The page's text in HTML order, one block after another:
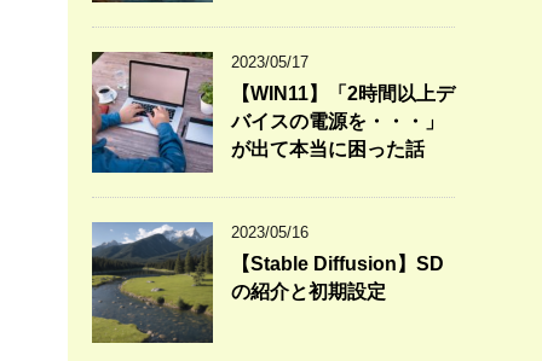
2023/05/17
【WIN11】「2時間以上デ
バイスの電源を・・・」
が出て本当に困った話
2023/05/16
【Stable Diffusion】SD
の紹介と初期設定